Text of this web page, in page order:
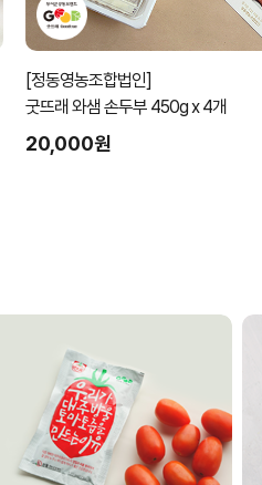
[정동영농조합법인]
굿뜨래 와샘 손두부 450g x 4개
20,000원